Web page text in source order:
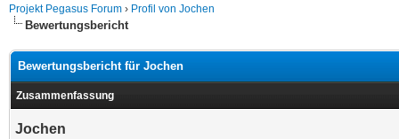
Projekt Pegasus Forum › Profil von Jochen
Bewertungsbericht
Bewertungsbericht für Jochen
Zusammenfassung
Jochen